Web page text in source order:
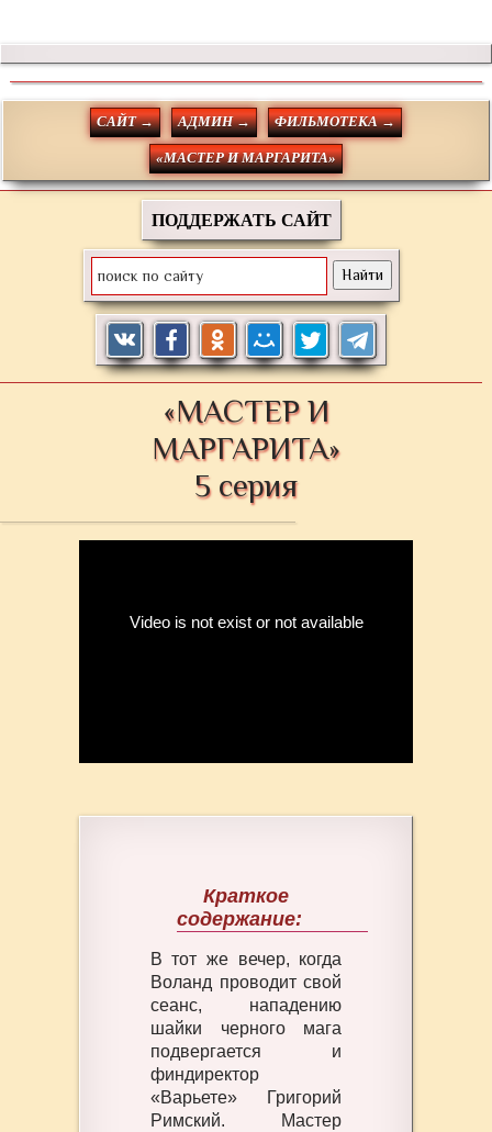
САЙТ → АДМИН → ФИЛЬМОТЕКА →
«МАСТЕР И МАРГАРИТА»
ПОДДЕРЖАТЬ САЙТ
«МАСТЕР И
МАРГАРИТА»
5 серия
Краткое
содержание:
В тот же вечер, когда
Воланд проводит свой
сеанс, нападению
шайки черного мага
подвергается и
финдиректор
«Варьете» Григорий
Римский. Мастер